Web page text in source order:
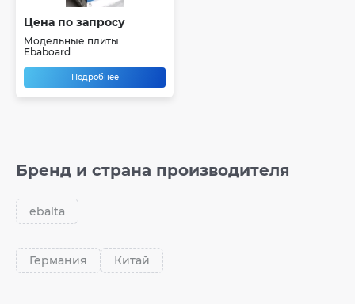
Цена по запросу
Модельные плиты
Ebaboard
Подробнее
Бренд и страна производителя
ebalta
Германия Китай